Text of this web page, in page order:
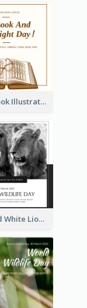
Brown Book Illustration Book And Copyright Day Instagram Post
Black And White Lion World Wildlife Day Instagram Post